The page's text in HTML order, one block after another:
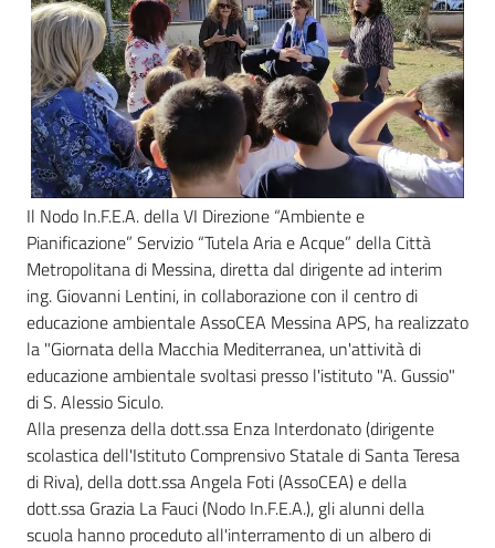
Il Nodo In.F.E.A. della VI Direzione “Ambiente e
Pianificazione” Servizio “Tutela Aria e Acque” della Città
Metropolitana di Messina, diretta dal dirigente ad interim
ing. Giovanni Lentini, in collaborazione con il centro di
educazione ambientale AssoCEA Messina APS, ha realizzato
la "Giornata della Macchia Mediterranea, un'attività di
educazione ambientale svoltasi presso l'istituto "A. Gussio"
di S. Alessio Siculo.
Alla presenza della dott.ssa Enza Interdonato (dirigente
scolastica dell'Istituto Comprensivo Statale di Santa Teresa
di Riva), della dott.ssa Angela Foti (AssoCEA) e della
dott.ssa Grazia La Fauci (Nodo In.F.E.A.), gli alunni della
scuola hanno proceduto all'interramento di un albero di